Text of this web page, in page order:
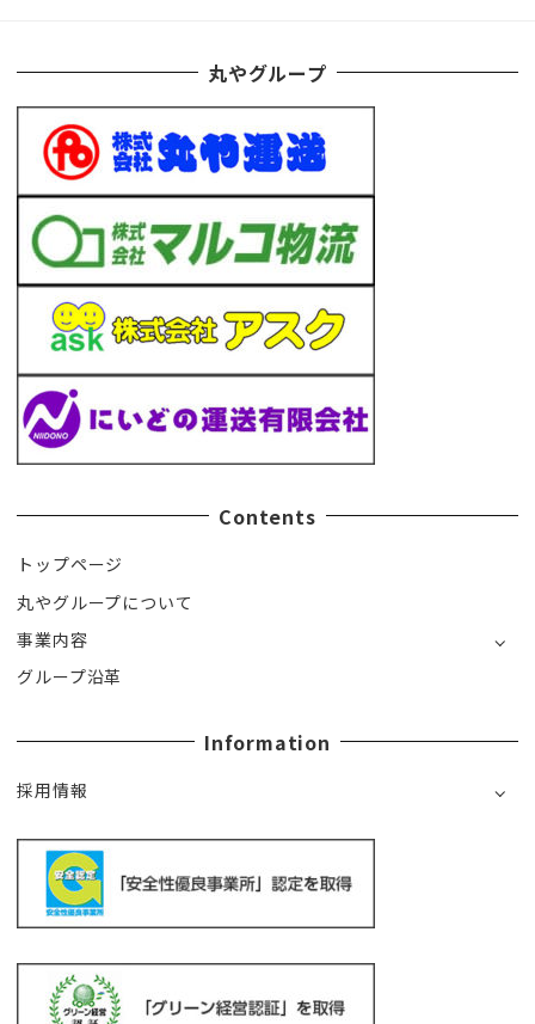
丸やグループ
Contents
トップページ
丸やグループについて
事業内容
グループ沿革
Information
採用情報